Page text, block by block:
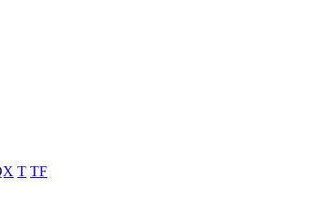
T TF